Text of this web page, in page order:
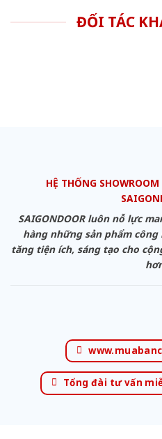
ĐỐI TÁC
HỆ THỐNG
SAIGONDOOR luôn nỗ lực
hàng những sản phẩm
tăng tiện ích, sáng tạo cho
Tổng đài tư vấn